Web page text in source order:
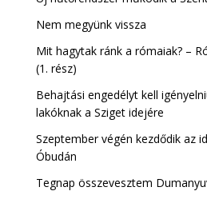
Nem megyünk vissza
Mit hagytak ránk a rómaiak? –
(1. rész)
Behajtási engedélyt kell
lakóknak a Sziget idejére
Szeptember végén kezdődik az
Óbudán
Tegnap összevesztem